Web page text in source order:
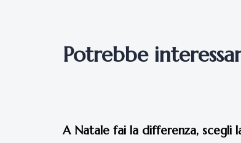
Potrebbe
A Natale fai la differenza, scegli